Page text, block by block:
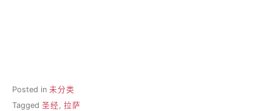
Posted in 未分类
Tagged 圣经 , 拉萨